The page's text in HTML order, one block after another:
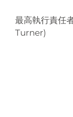
最高執行責任
Turner)